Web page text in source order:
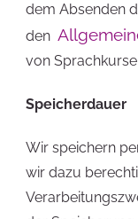
dem Absenden
den
von
Speicherdauer
Wir speichern
wir dazu